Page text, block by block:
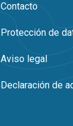
Contacto
Protección de
Aviso legal
Declaración de